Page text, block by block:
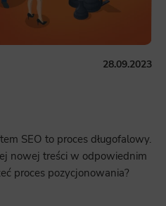
28.09.2023
SEO to proces długofalowy.
nowej treści w odpowiednim
proces pozycjonowania?